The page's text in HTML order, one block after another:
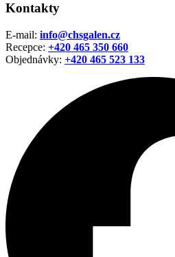
Kontakty
E-mail: info@chsgalen.cz
Recepce: +420 465 350 660
Objednávky: +420 465 523 133